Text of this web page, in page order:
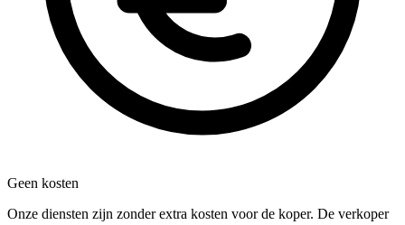
Geen kosten
Onze diensten zijn zonder extra kosten voor de koper. De verkoper